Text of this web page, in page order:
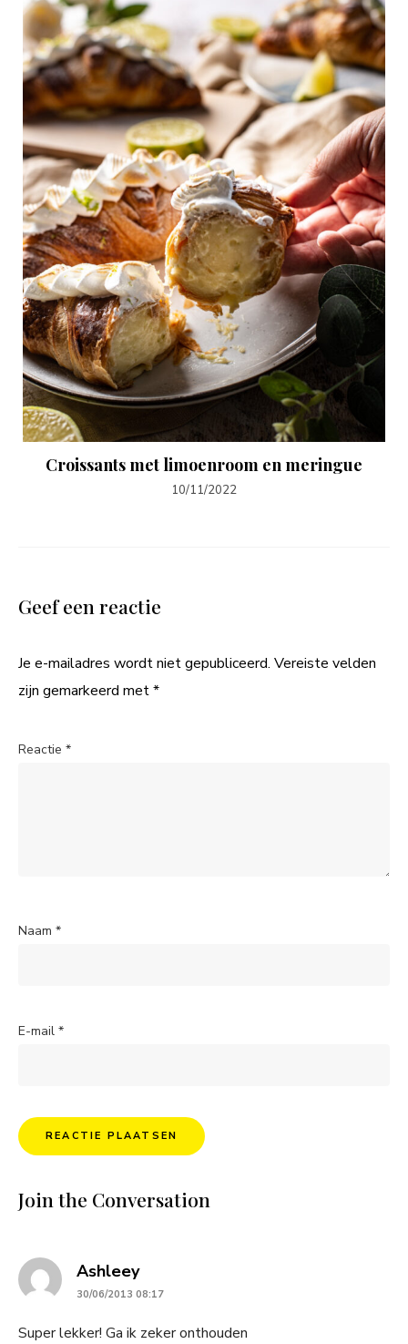
Croissants met limoenroom en meringue
10/11/2022
Geef een reactie
Je e-mailadres wordt niet gepubliceerd. Vereiste velden
zijn gemarkeerd met*
Reactie *
Naam *
E-mail *
Join the Conversation
Ashleeysays:
30/06/2013 08:17
Super lekker! Ga ik zeker onthouden